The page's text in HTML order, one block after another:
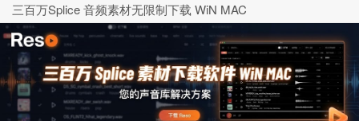
三百万Splice 音频素材无限制下载 WiN MAC